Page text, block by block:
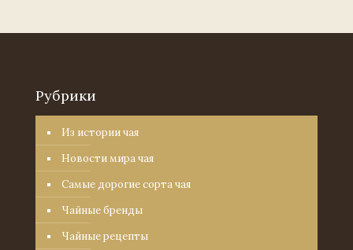
Рубрики
Из истории чая
Новости мира чая
Самые дорогие сорта чая
Чайные бренды
Чайные рецепты